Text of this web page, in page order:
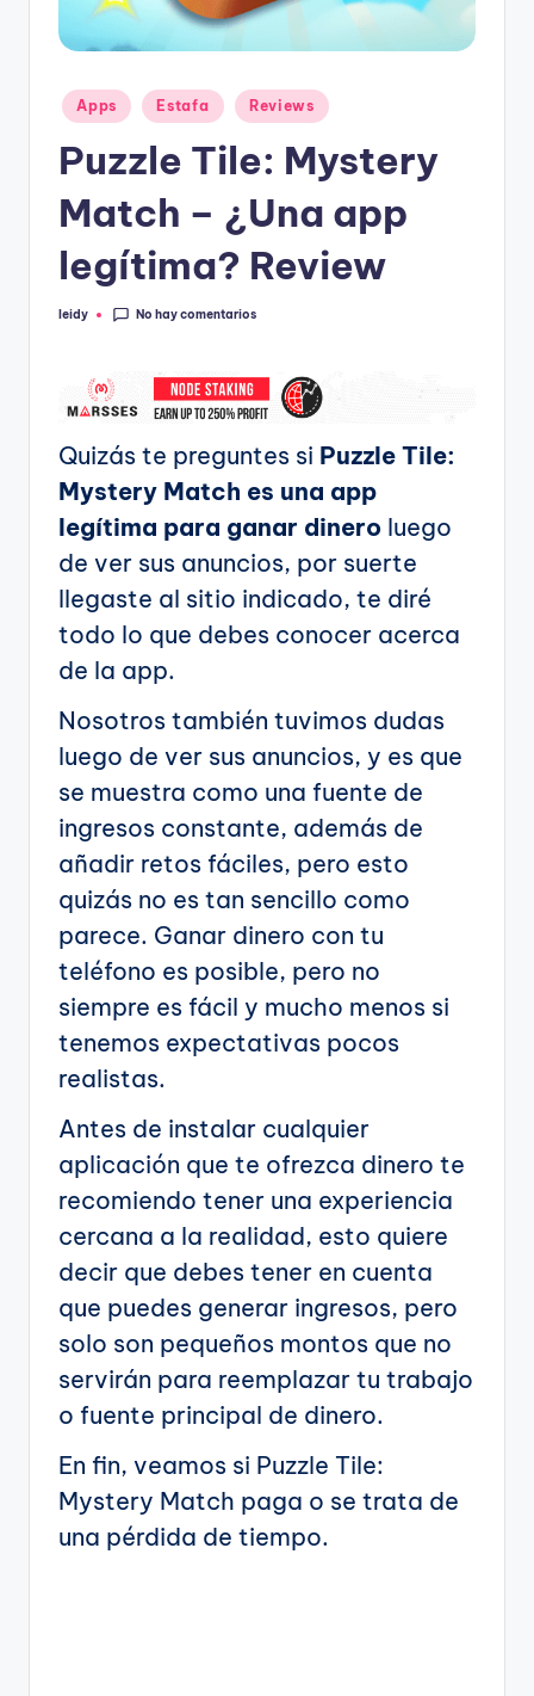
Publicado
en
Apps Estafa Reviews
Puzzle Tile: Mystery
Match – ¿Una app
legítima? Review
Publicado
leidy No hay comentarios
Quizás te preguntes si Puzzle Tile:
Mystery Match es una app
legítima para ganar dinero luego
de ver sus anuncios, por suerte
llegaste al sitio indicado, te diré
todo lo que debes conocer acerca
de la app.
Nosotros también tuvimos dudas
luego de ver sus anuncios, y es que
se muestra como una fuente de
ingresos constante, además de
añadir retos fáciles, pero esto
quizás no es tan sencillo como
parece. Ganar dinero con tu
teléfono es posible, pero no
siempre es fácil y mucho menos si
tenemos expectativas pocos
realistas.
Antes de instalar cualquier
aplicación que te ofrezca dinero te
recomiendo tener una experiencia
cercana a la realidad, esto quiere
decir que debes tener en cuenta
que puedes generar ingresos, pero
solo son pequeños montos que no
servirán para reemplazar tu trabajo
o fuente principal de dinero.
En fin, veamos si Puzzle Tile:
Mystery Match paga o se trata de
una pérdida de tiempo.